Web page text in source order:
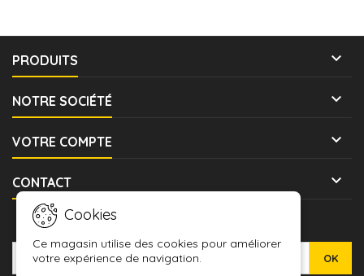
PRODUITS 
NOTRE SOCIÉTÉ 
VOTRE COMPTE 
CONTACT 
Cookies
Ce magasin utilise des cookies pour améliorer
votre expérience de navigation.
LETTRE D'INFORMATIONS